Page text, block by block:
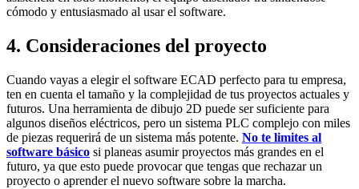
cómodo y entusiasmado al usar el software.
4. Consideraciones del proyecto
Cuando vayas a elegir el software ECAD perfecto para tu empresa,
ten en cuenta el tamaño y la complejidad de tus proyectos actuales y
futuros. Una herramienta de dibujo 2D puede ser suficiente para
algunos diseños eléctricos, pero un sistema PLC complejo con miles
de piezas requerirá de un sistema más potente. No te limites al
software básico si planeas asumir proyectos más grandes en el
futuro, ya que esto puede provocar que tengas que rechazar un
proyecto o aprender el nuevo software sobre la marcha.